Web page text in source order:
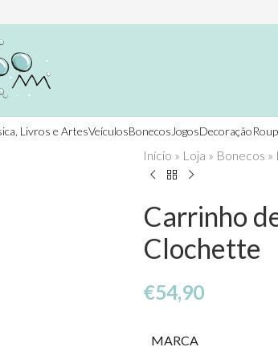
Livros e ArtesVeículosBonecos JogosDecoração
Início » Loja » Bonecos »
Carrinho
Clochette
€54,90
MARCA